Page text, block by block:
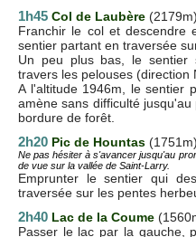
1h45 Col de Laubère (2179m)
Franchir le col et descendre
sentier partant en traversée
Un peu plus bas, le sentier
travers les pelouses (direction
A l'altitude 1946m, le sentier
amène sans difficulté
bordure de forêt.
2h20 Pic de Hountas (1751m)
Ne pas hésiter à s'avancer jusqu'au
de vue sur la vallée de Saint-Larry.
Emprunter le sentier qui
traversée sur les pentes
2h40 Lac de la Coume
Passer le lac par la gauche,